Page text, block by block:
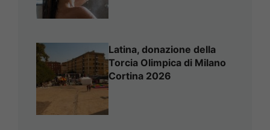
Latina, donazione della
Torcia Olimpica di Milano
Cortina 2026